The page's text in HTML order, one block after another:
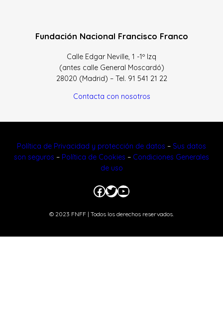
Fundación Nacional Francisco Franco
Calle Edgar Neville, 1 -1º Izq
(antes calle General Moscardó)
28020 (Madrid) – Tel. 91 541 21 22
Contacta con nosotros
Política de Privacidad y protección de datos – Sus datos
son seguros – Política de Cookies – Condiciones Generales
de uso
Facebook
Twitter
YouTube
© 2023 FNFF | Todos los derechos reservados.